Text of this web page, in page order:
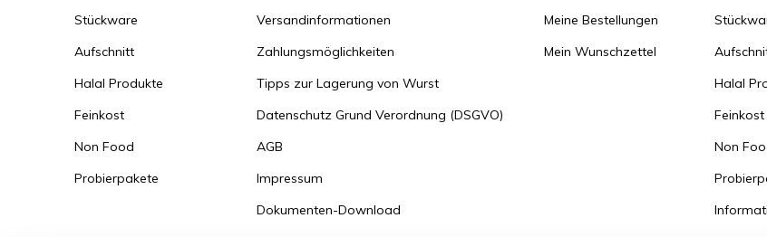
Stückware
Aufschnitt
Halal Produkte
Feinkost
Non Food
Probierpakete
Versandinformationen
Zahlungsmöglichkeiten
Tipps zur Lagerung von Wurst
Datenschutz Grund Verordnung (DSGVO)
AGB
Impressum
Dokumenten-Download
Meine Bestellungen
Mein Wunschzettel
Halal
Feinkost
Non